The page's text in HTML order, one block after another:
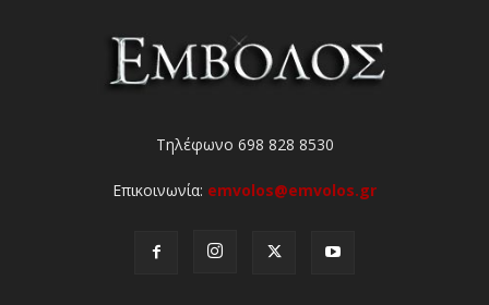
Τηλέφωνο 698 828 8530
Επικοινωνία: emvolos@emvolos.gr